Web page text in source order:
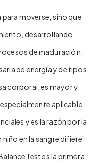
moverse, sino que
desarrollando
de maduración.
de energía y de tipos
corporal, es mayor y
aplicable
y es la razón por la
en la sangre difiere
es la primera